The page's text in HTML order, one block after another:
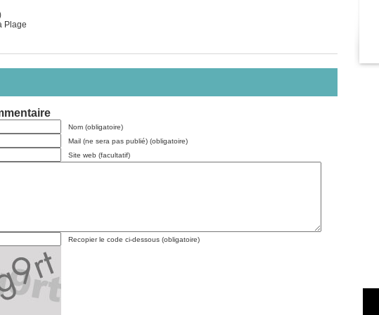
Plage
Nom (obligatoire)
Mail (ne sera pas publié) (obligatoire)
Site web (facultatif)
Recopier le code ci-dessous (obligatoire)